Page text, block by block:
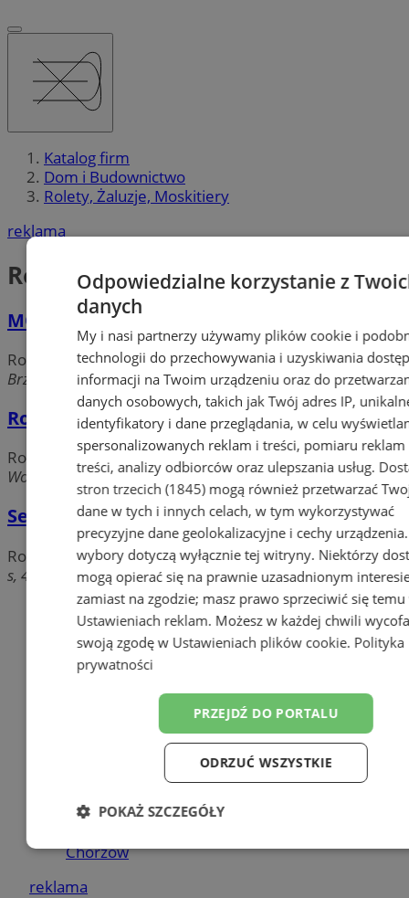
Katalog firm
Dom i Budownictwo
Rolety, Żaluzje, Moskitiery
reklama
Rolety, Żaluzje, Moskitiery
MONIROL - Rolety, Bramy, Markizy
Rolety, Żaluzje, Moskitiery
Brzozowa, 41-506 Chorzów
Rolteks
Rolety, Żaluzje, Moskitiery
Wolności, 41-500 Chorzów
Sector - super tania biżuteria
Rolety, Żaluzje, Moskitiery
s, 41-500 Chorzów
Dodaj firmę
Pozostałe firmy w kategorii
Meble na wymiar
Jak wyrobić książeczkę
sanepidowską?
Części samochodowe do -70%
Chorzów
reklama
Odpowiedzialne korzystanie z
danych
My i nasi partnerzy używamy plików cookie i
technologii do przechowywania i uzyskiwania
informacji na Twoim urządzeniu oraz do
danych osobowych, takich jak Twój adres IP,
identyfikatory i dane przeglądania, w celu
spersonalizowanych reklam i treści, pomiaru reklam
treści, analizy odbiorców oraz ulepszania usług.
stron trzecich (1845)mogą również przetwarzać
dane w tych i innych celach, w tym wykorzystywać
precyzyjne dane geolokalizacyjne i cechy
wybory dotyczą wyłącznie tej witryny. Niektórzy
mogą opierać się na prawnie uzasadnionym
zamiast na zgodzie; masz prawo sprzeciwić się temu
Ustawieniach reklam. Możesz w każdej chwili
swoją zgodę w Ustawieniach plików cookie. Polityka
prywatności
PRZEJDŹ DO PORTALU
ODRZUĆ WSZYSTKIE
POKAŻ SZCZEGÓŁY
Niezbędne Wydajność